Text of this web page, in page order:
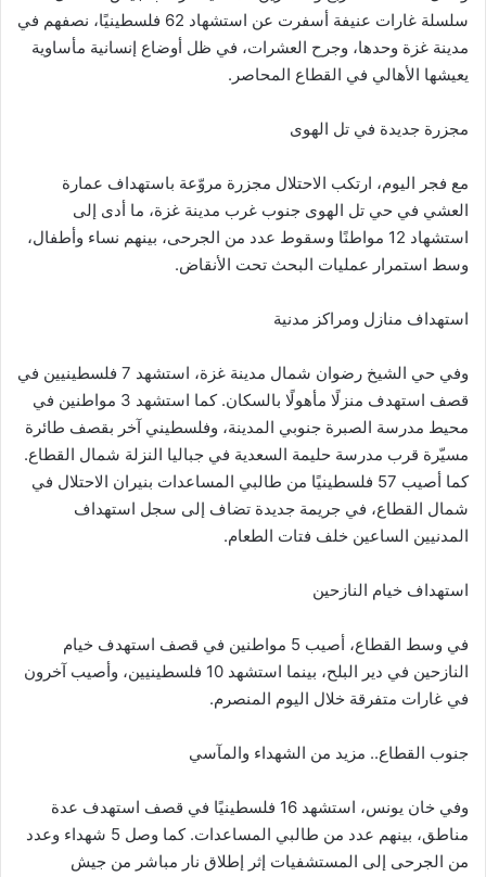
سلسلة غارات عنيفة أسفرت عن استشهاد 62 فلسطينيًا، نصفهم في
مدينة غزة وحدها، وجرح العشرات، في ظل أوضاع إنسانية مأساوية
يعيشها الأهالي في القطاع المحاصر.
مجزرة جديدة في تل الهوى
مع فجر اليوم، ارتكب الاحتلال مجزرة مروّعة باستهداف عمارة
العشي في حي تل الهوى جنوب غرب مدينة غزة، ما أدى إلى
استشهاد 12 مواطنًا وسقوط عدد من الجرحى، بينهم نساء وأطفال،
وسط استمرار عمليات البحث تحت الأنقاض.
استهداف منازل ومراكز مدنية
وفي حي الشيخ رضوان شمال مدينة غزة، استشهد 7 فلسطينيين في
قصف استهدف منزلًا مأهولًا بالسكان. كما استشهد 3 مواطنين في
محيط مدرسة الصبرة جنوبي المدينة، وفلسطيني آخر بقصف طائرة
مسيّرة قرب مدرسة حليمة السعدية في جباليا النزلة شمال القطاع.
كما أصيب 57 فلسطينيًا من طالبي المساعدات بنيران الاحتلال في
شمال القطاع، في جريمة جديدة تضاف إلى سجل استهداف
المدنيين الساعين خلف فتات الطعام.
استهداف خيام النازحين
في وسط القطاع، أصيب 5 مواطنين في قصف استهدف خيام
النازحين في دير البلح، بينما استشهد 10 فلسطينيين، وأصيب آخرون
في غارات متفرقة خلال اليوم المنصرم.
جنوب القطاع.. مزيد من الشهداء والمآسي
وفي خان يونس، استشهد 16 فلسطينيًا في قصف استهدف عدة
مناطق، بينهم عدد من طالبي المساعدات. كما وصل 5 شهداء وعدد
من الجرحى إلى المستشفيات إثر إطلاق نار مباشر من جيش